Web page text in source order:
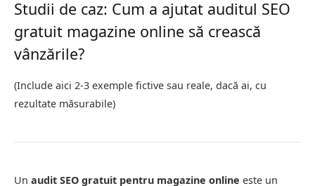
Studii de caz: Cum a ajutat auditul SEO
gratuit magazine online să crească
vânzările?
(Include aici 2-3 exemple fictive sau reale, dacă ai, cu
rezultate măsurabile)
Un audit SEO gratuit pentru magazine online este un